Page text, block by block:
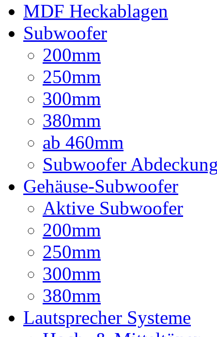
MDF Heckablagen
Subwoofer
200mm
250mm
300mm
380mm
ab 460mm
Subwoofer
Gehäuse-Subwoofer
Aktive Subwoofer
200mm
250mm
300mm
380mm
Lautsprecher Systeme